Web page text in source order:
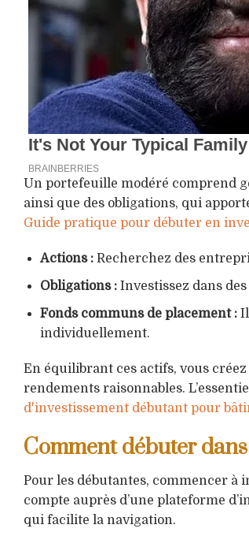
Un portefeuille modéré comprend
ainsi que des obligations, qui
Guide pratique pour débuter en
Actions :Recherchez des
Obligations :Investissez dans
Fonds communs de placement :
individuellement.
En équilibrant ces actifs, vous
rendements raisonnables.
d'investissement débutant pour
Comment débuter
Pour les débutantes, commencer à
compte auprès d’une plateforme
qui facilite la navigation.